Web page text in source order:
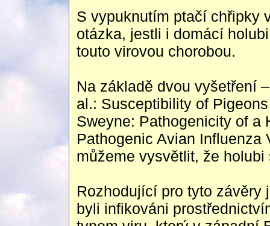
S vypuknutím ptačí chřipky
otázka, jestli i domácí
touto virovou chorobou.
Na základě dvou vyšetření
al.: Susceptibility of
Sweyne: Pathogenicity of a
Pathogenic Avian Influenza
můžeme vysvětlit, že
Rozhodující pro tyto závěry
byli infikováni